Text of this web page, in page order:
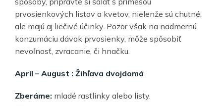
prvosienkových listov a kvetov, nielenže sú chutné,
ale majú aj liečivé účinky. Pozor však na nadmernú
konzumáciu dávok prvosienky, môže spôsobiť
nevoľnosť, zvracanie, či hnačku.
Apríl – August : Žihľava dvojdomá
Zberáme: mladé rastlinky alebo listy.